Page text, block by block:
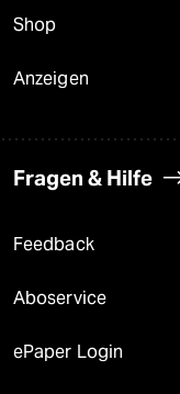
Shop
Anzeigen
Fragen & Hilfe
Feedback
Aboservice
ePaper Login